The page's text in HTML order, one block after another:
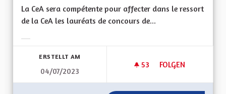
La CeA sera compétente pour affecter dans le ressort
de la CeA les lauréats de concours de...
ERSTELLT AM
04/07/2023
53 53 FOLLOWER
FOLGEN
L’EDUCATION :